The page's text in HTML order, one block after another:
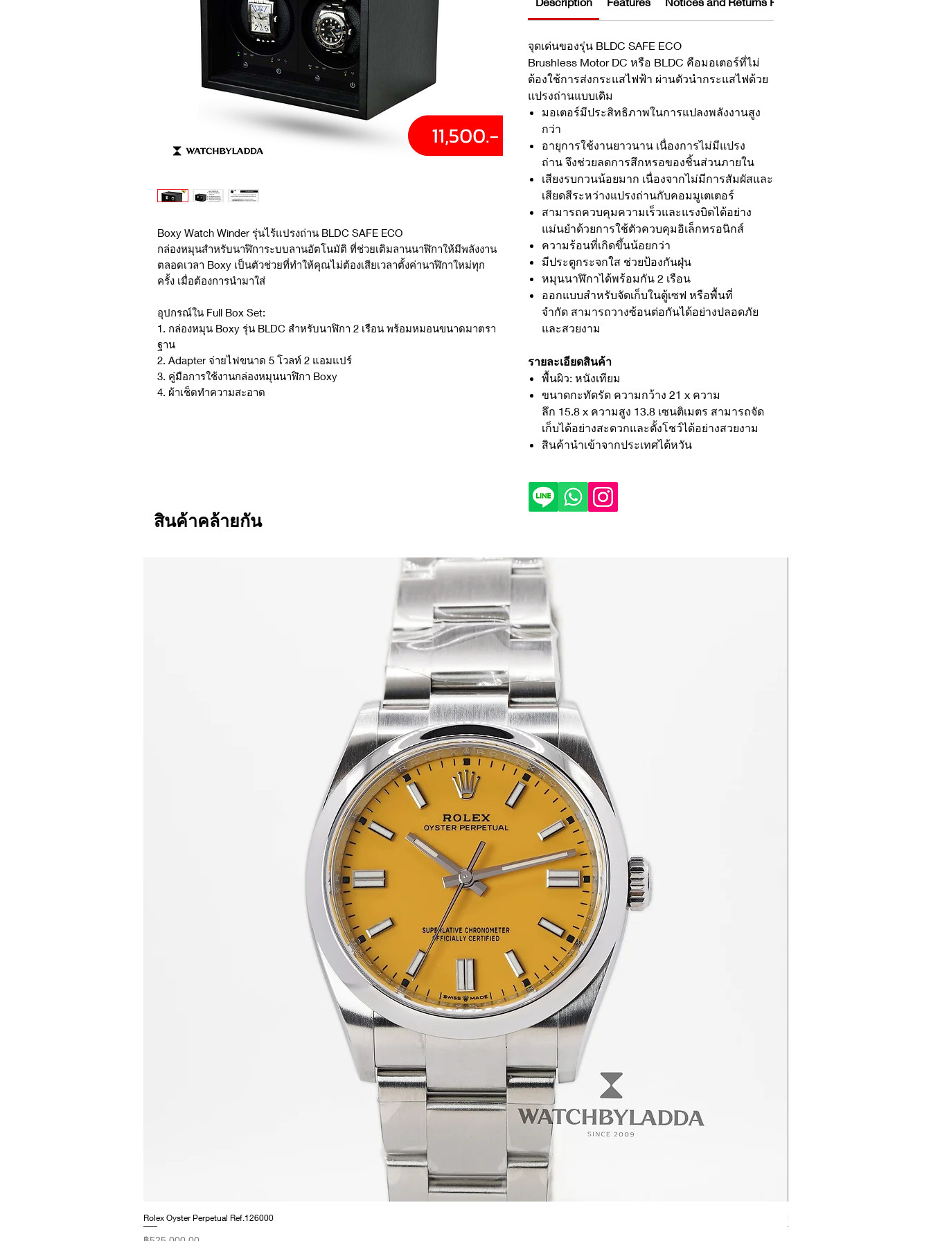
Boxy Watch Winder รุ่นไร้แปรงถ่าน BLDC SAFE ECO
กล่องหมุนสำหรับนาฬิการะบบลานอัตโนมัติ ที่ช่วยเติมลานนาฬิกาให้มีพลังงาน
ตลอดเวลา Boxy เป็นตัวช่วยที่ทำให้คุณไม่ต้องเสียเวลาตั้งค่านาฬิกาใหม่ทุก
ครั้ง เมื่อต้องการนำมาใส่
อุปกรณ์ใน Full Box Set:
1. กล่องหมุน Boxy รุ่น BLDC สำหรับนาฬิกา 2 เรือน พร้อมหมอนขนาดมาตรา
ฐาน
2. Adapter จ่ายไฟขนาด 5 โวลท์ 2 แอมแปร์
3. คู่มือการใช้งานกล่องหมุนนาฬิกา Boxy
4. ผ้าเช็ดทำความสะอาด
จุดเด่นของรุ่น BLDC SAFE ECO
Brushless Motor DC หรือ BLDC คือมอเตอร์ที่ไม่
ต้องใช้การส่งกระแสไฟฟ้า ผ่านตัวนำกระแสไฟด้วย
แปรงถ่านแบบเดิม
มอเตอร์มีประสิทธิภาพในการแปลงพลังงานสูง
กว่า
อายุการใช้งานยาวนาน เนื่องการไม่มีแปรง
ถ่าน จึงช่วยลดการสึกหรอของชิ้นส่วนภายใน
เสียงรบกวนน้อยมาก เนื่องจากไม่มีการสัมผัสและ
เสียดสีระหว่างแปรงถ่านกับคอมมูเตเตอร์
สามารถควบคุมความเร็วและแรงบิดได้อย่าง
แม่นยำด้วยการใช้ตัวควบคุมอิเล็กทรอนิกส์
ความร้อนที่เกิดขึ้นน้อยกว่า
มีประตูกระจกใส ช่วยป้องกันฝุ่น
หมุนนาฬิกาได้พร้อมกัน 2 เรือน
ออกแบบสำหรับจัดเก็บในตู้เซฟ หรือพื้นที่
จำกัด สามารถวางซ้อนต่อกันได้อย่างปลอดภัย
และสวยงาม
รายละเอียดสินค้า
พื้นผิว: หนังเทียม
ขนาดกะทัดรัด ความกว้าง 21 x ความ
ลึก 15.8 x ความสูง 13.8 เซนติเมตร สามารถจัด
เก็บได้อย่างสะดวกและตั้งโชว์ได้อย่างสวยงาม
สินค้านำเข้าจากประเทศไต้หวัน
สินค้าคล้ายกัน
Rolex Oyster Perpetual Ref.126000